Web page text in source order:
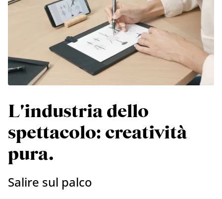
L'industria dello
spettacolo: creatività
pura.
Salire sul palco